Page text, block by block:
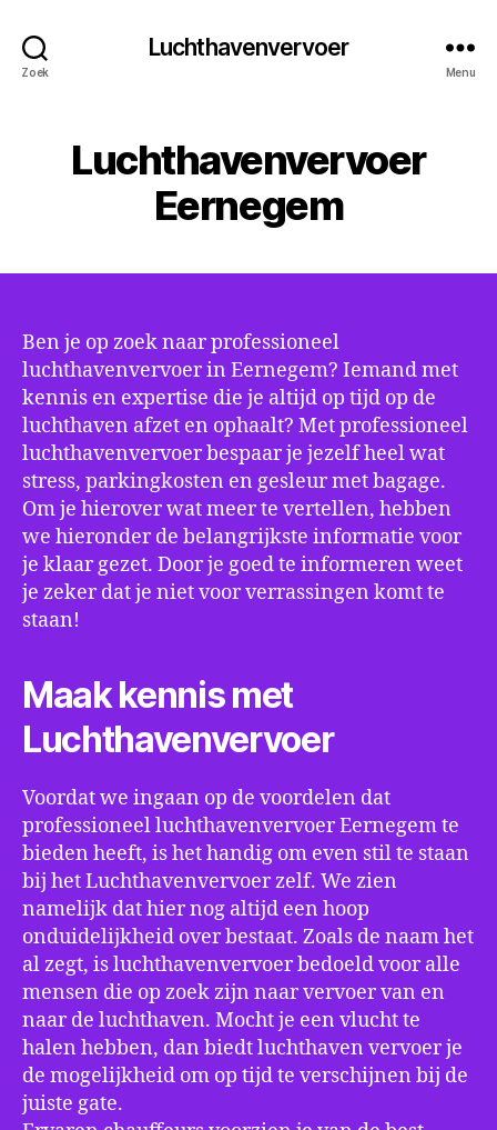
Zoek
Luchthavenvervoer
Menu
Luchthavenvervoer
Eernegem
Ben je op zoek naar professioneel
luchthavenvervoer in Eernegem? Iemand met
kennis en expertise die je altijd op tijd op de
luchthaven afzet en ophaalt? Met professioneel
luchthavenvervoer bespaar je jezelf heel wat
stress, parkingkosten en gesleur met bagage.
Om je hierover wat meer te vertellen, hebben
we hieronder de belangrijkste informatie voor
je klaar gezet. Door je goed te informeren weet
je zeker dat je niet voor verrassingen komt te
staan!
Maak kennis met
Luchthavenvervoer
Voordat we ingaan op de voordelen dat
professioneel luchthavenvervoer Eernegem te
bieden heeft, is het handig om even stil te staan
bij het Luchthavenvervoer zelf. We zien
namelijk dat hier nog altijd een hoop
onduidelijkheid over bestaat. Zoals de naam het
al zegt, is luchthavenvervoer bedoeld voor alle
mensen die op zoek zijn naar vervoer van en
naar de luchthaven. Mocht je een vlucht te
halen hebben, dan biedt luchthaven vervoer je
de mogelijkheid om op tijd te verschijnen bij de
juiste gate.